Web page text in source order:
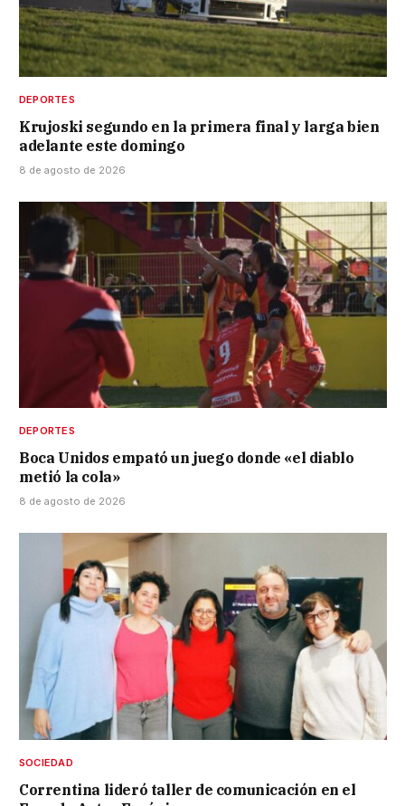
DEPORTES
Krujoski segundo en la primera final y larga bien
adelante este domingo
8 de agosto de 2026
DEPORTES
Boca Unidos empató un juego donde «el diablo
metió la cola»
8 de agosto de 2026
SOCIEDAD
Correntina lideró taller de comunicación en el